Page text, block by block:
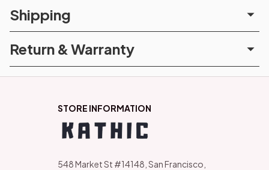
Shipping
Return & Warranty
STORE INFORMATION
548 Market St #14148, San Francisco,